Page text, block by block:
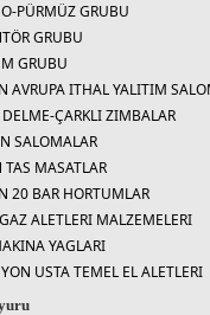
PÜRMÜZ GRUBU
GRUBU
GRUBU
AVRUPA ITHAL YALITIM
DELME-ÇARKLI ZIMBALAR
SALOMALAR
MASATLAR
20 BAR HORTUMLAR
ALETLERI MALZEMELERI
YAGLARI
USTA TEMEL EL ALETLERI